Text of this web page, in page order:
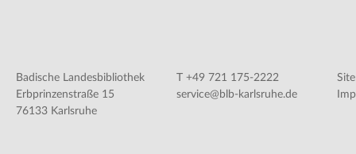
Badische Landesbibliothek
Erbprinzenstraße 15
76133 Karlsruhe
T +49 721 175-2222
service@blb-karlsruhe.de